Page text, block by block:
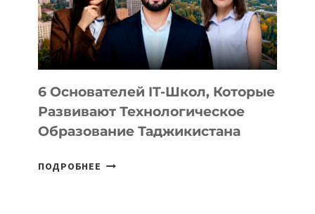
ОТ
OPENAI
6 Основателей IT-Школ, Которые
Развивают Технологическое
Образование Таджикистана
ПОДРОБНЕЕ